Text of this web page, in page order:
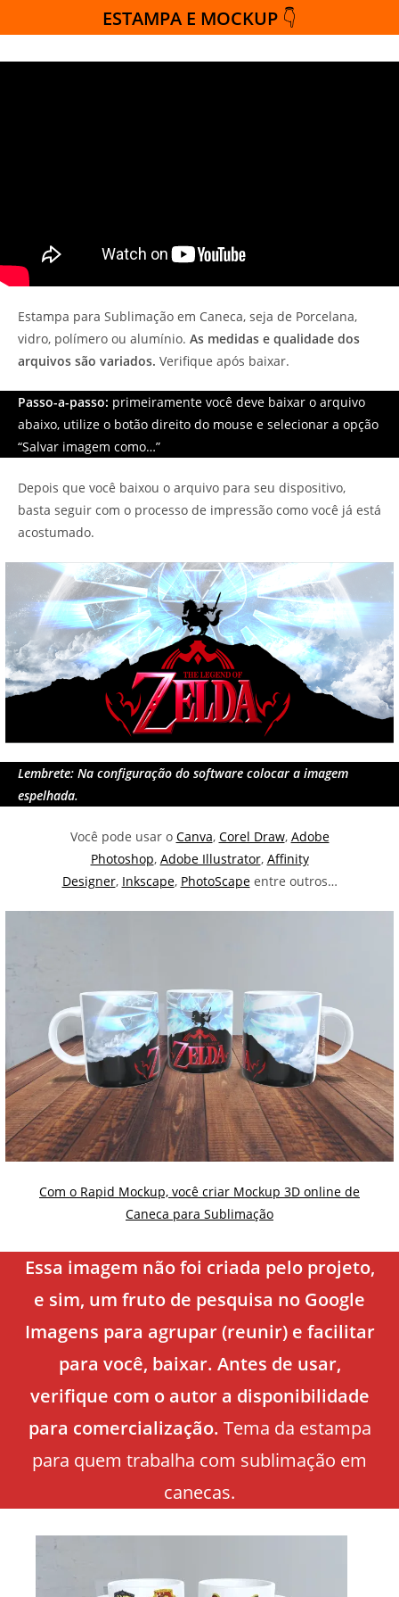
ESTAMPA E MOCKUP 👇
Estampa para Sublimação em Caneca, seja de Porcelana,
vidro, polímero ou alumínio. As medidas e qualidade dos
arquivos são variados. Verifique após baixar.
Passo-a-passo: primeiramente você deve baixar o arquivo
abaixo, utilize o botão direito do mouse e selecionar a opção
“Salvar imagem como…”
Depois que você baixou o arquivo para seu dispositivo,
basta seguir com o processo de impressão como você já está
acostumado.
Lembrete: Na configuração do software colocar a imagem
espelhada.
Você pode usar o Canva, Corel Draw, Adobe
Photoshop, Adobe Illustrator, Affinity
Designer, Inkscape, PhotoScapeentre outros…
Com o Rapid Mockup, você criar Mockup 3D online de
Caneca para Sublimação
Essa imagem não foi criada pelo projeto,
e sim, um fruto de pesquisa no Google
Imagens para agrupar (reunir) e facilitar
para você, baixar. Antes de usar,
verifique com o autor a disponibilidade
para comercialização. Tema da estampa
para quem trabalha com sublimação em
canecas.